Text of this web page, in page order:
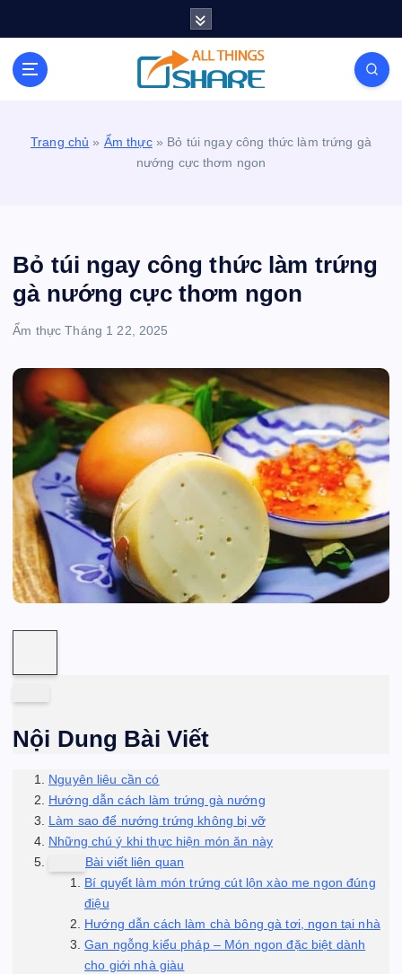
Personal Blog | Knowledge | Technology | Tips |
Pets | Life
Trang chủ » Ẩm thực» Bỏ túi ngay công thức làm trứng gà
nướng cực thơm ngon
Bỏ túi ngay công thức làm trứng
gà nướng cực thơm ngon
Ẩm thực Tháng 1 22, 2025
Nội Dung Bài Viết
Nguyên liêu cần có
Hướng dẫn cách làm trứng gà nướng
Làm sao để nướng trứng không bị vỡ
Những chú ý khi thực hiện món ăn này
Bài viết liên quan
Bí quyết làm món trứng cút lộn xào me ngon đúng
điệu
Hướng dẫn cách làm chà bông gà tơi, ngon tại nhà
Gan ngỗng kiểu pháp – Món ngon đặc biệt dành
cho giới nhà giàu